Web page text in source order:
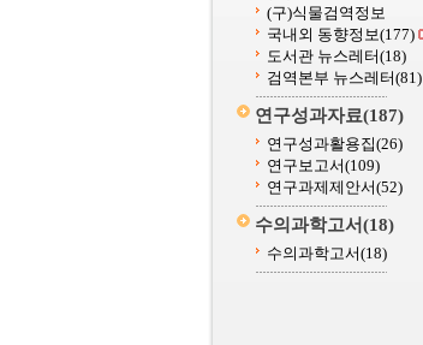
(구)식물검역정보
국내외 동향정보(177)
도서관 뉴스레터(18)
검역본부 뉴스레터(81)
연구성과자료(187)
연구성과활용집(26)
연구보고서(109)
연구과제제안서(52)
수의과학고서(18)
수의과학고서(18)